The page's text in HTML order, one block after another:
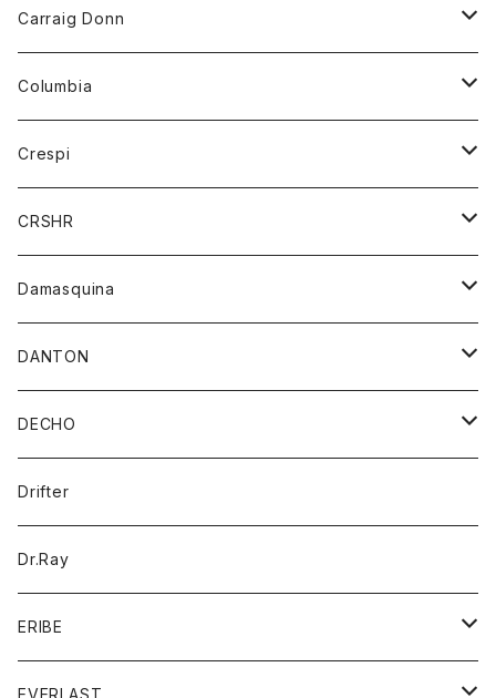
チーフ
バンダナ
トレーナー
パーカー
ショートパンツ
オーバーオール
カーディガン
Tシャツ
パーカー
ハーフスリーブTシャツ
Carraig Donn
ニット
Columbia
アウター
ジャケット
Crespi
ジャケット
ワンピース
ブラウス
CRSHR
キャップ
Damasquina
ウォレット
カードケース
バッグ
DANTON
アウター
コート
ジャケット
アクセサリー
バッグ
キッズ
シャツ
Tシャツ
グッズ
帽子
トップス
DECHO
帽子
Drifter
Dr.Ray
ERIBE
ニット
EVERLAST